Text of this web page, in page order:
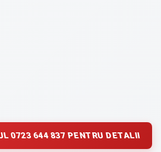
0723 644 837 PENTRU DETALII